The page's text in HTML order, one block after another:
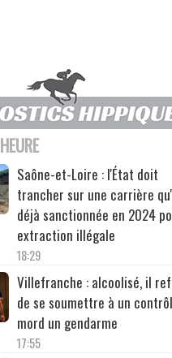
Saône-et-Loire : l'État doit
trancher sur une carrière
déjà sanctionnée en 2024
extraction illégale
18:29
Villefranche : alcoolisé, il
de se soumettre à un
mord un gendarme
17:55